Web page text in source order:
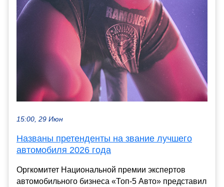
15:00, 29 Июн
Названы претенденты на звание лучшего
автомобиля 2026 года
Оргкомитет Национальной премии экспертов
автомобильного бизнеса «Топ-5 Авто» представил